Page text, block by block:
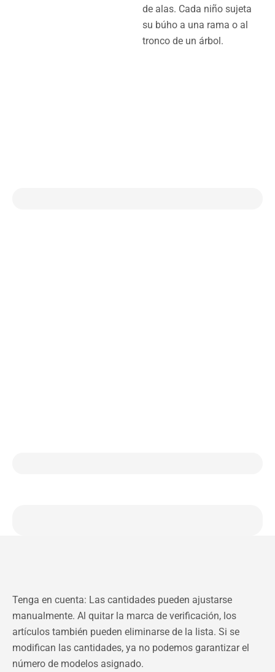
de alas. Cada niño sujeta
su búho a una rama o al
tronco de un árbol.
Tenga en cuenta: Las cantidades pueden ajustarse
manualmente. Al quitar la marca de verificación, los
artículos también pueden eliminarse de la lista. Si se
modifican las cantidades, ya no podemos garantizar el
número de modelos asignado.